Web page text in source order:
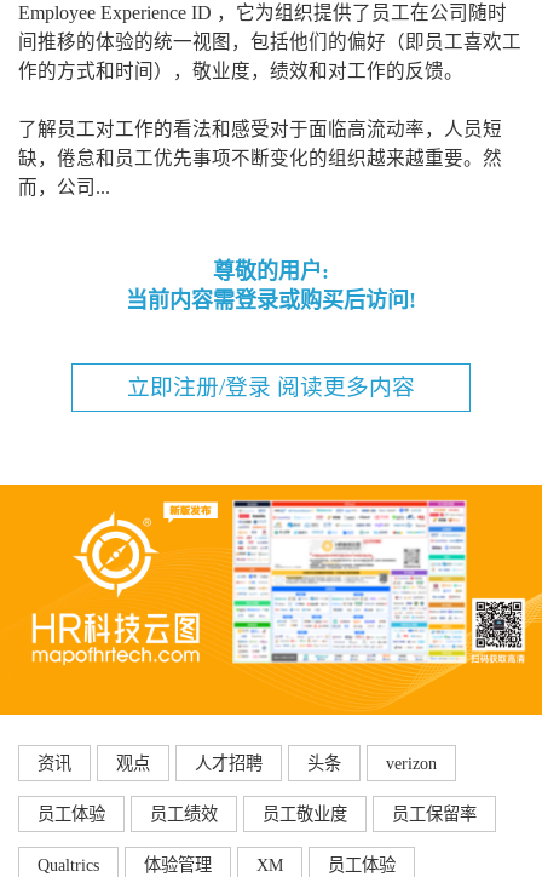
Employee Experience ID ，它为组织提供了员工在公司随时
间推移的体验的统一视图，包括他们的偏好（即员工喜欢工
作的方式和时间），敬业度，绩效和对工作的反馈。
了解员工对工作的看法和感受对于面临高流动率，人员短
缺，倦怠和员工优先事项不断变化的组织越来越重要。然
而，公司...
尊敬的用户:
当前内容需登录或购买后访问!
立即注册/登录 阅读更多内容
资讯 观点 人才招聘 头条 verizon
员工体验 员工绩效 员工敬业度 员工保留率
Qualtrics 体验管理 XM 员工体验